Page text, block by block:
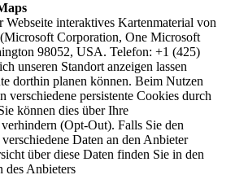
Webseite interaktives Kartenmaterial von
Corporation, One Microsoft
98052, USA. Telefon: +1 (425)
unseren Standort anzeigen lassen
dorthin planen können. Beim Nutzen
verschiedene persistente Cookies durch
können dies über Ihre
(Opt-Out). Falls Sie den
Daten an den Anbieter
über diese Daten finden Sie in den
des Anbieters